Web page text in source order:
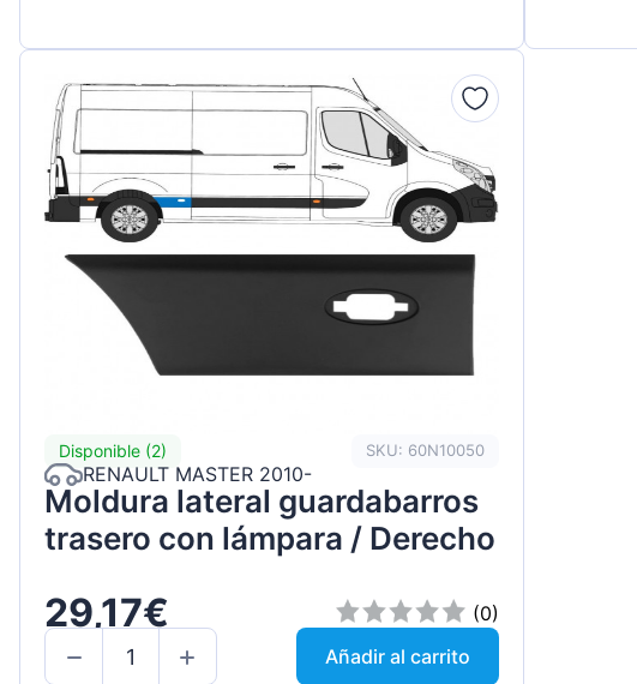
Disponible (2) SKU: 60N10050
RENAULT MASTER 2010-
Moldura lateral guardabarros
trasero con lámpara / Derecho
29,17€
(0)
Añadir al carrito